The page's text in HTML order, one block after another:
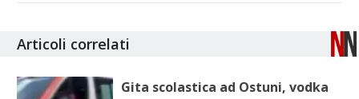
Articoli correlati
Gita scolastica ad Ostuni, vodka